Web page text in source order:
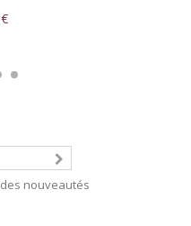
nouveautés